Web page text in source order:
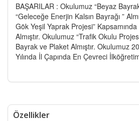
BAŞARILAR : Okulumuz “Beyaz
“Geleceğe Enerjin Kalsın Bayrağı ”
Gök Yeşil Yaprak Projesi”
Almıştır. Okulumuz “Trafik Okulu
Bayrak ve Plaket Almıştır. Okulumuz
Yılında İl Çapında En Çevreci
Özellikler